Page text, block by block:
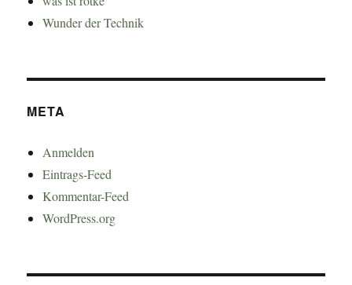
Wunder der Technik
META
Anmelden
Eintrags-Feed
Kommentar-Feed
WordPress.org